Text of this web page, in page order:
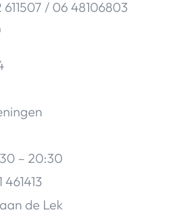
/ 06 48106803
– 20:30
de Lek